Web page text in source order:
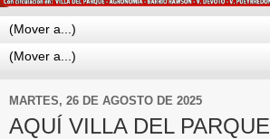
MARTES, 26 DE AGOSTO DE 2025
AQUÍ VILLA DEL PARQUE